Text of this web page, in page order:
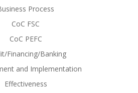
Process
CoC FSC
CoC PEFC
Financing/Banking
and Implementation
Effectiveness